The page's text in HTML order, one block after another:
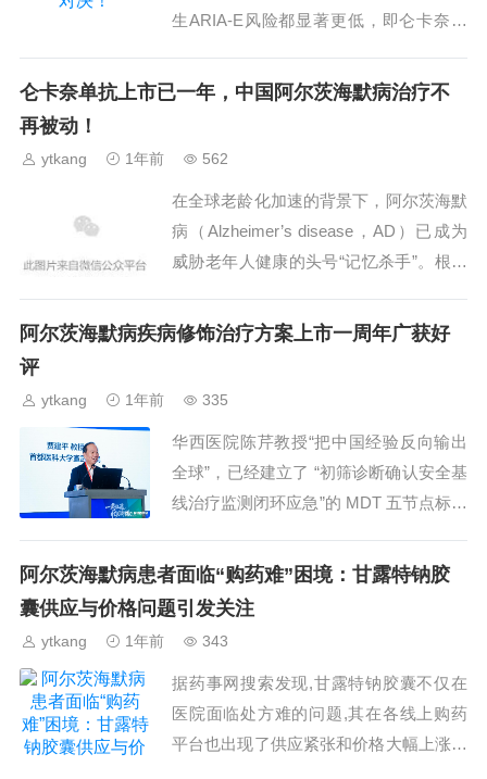
生ARIA-E风险都显著更低，即仑卡奈单
中，安全性优势大多稳定存在，也说明仑
仑卡奈单抗上市已一年，中国阿尔茨海默病治疗不
再被动！
ytkang 1年前 562
在全球老龄化加速的背景下，阿尔茨海默
病（Alzheimer’s disease，AD）已成为
威胁老年人健康的头号“记忆杀手”。根据
现存 AD 及其他痴呆患者超过...
阿尔茨海默病疾病修饰治疗方案上市一周年广获好
评
ytkang 1年前 335
华西医院陈芹教授“把中国经验反向输出
全球”，已经建立了 “初筛诊断确认安全基
线治疗监测闭环应急”的 MDT 五节点标准
模板并由专人协调随访。截至 2025 年 ...
阿尔茨海默病患者面临“购药难”困境：甘露特钠胶
囊供应与价格问题引发关注
ytkang 1年前 343
据药事网搜索发现,甘露特钠胶囊不仅在
医院面临处方难的问题,其在各线上购药
平台也出现了供应紧张和价格大幅上涨的